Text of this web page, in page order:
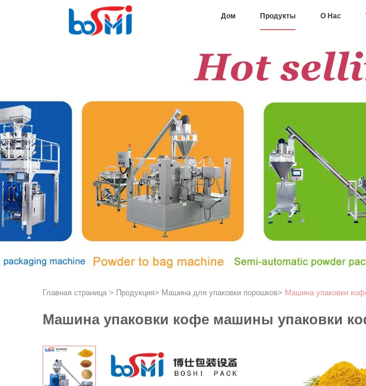
Дом Продукты О Нас
Главная страница > Продукция> Машина для упаковки порошков> Машина упаковки
Машина упаковки кофе машины упаковки